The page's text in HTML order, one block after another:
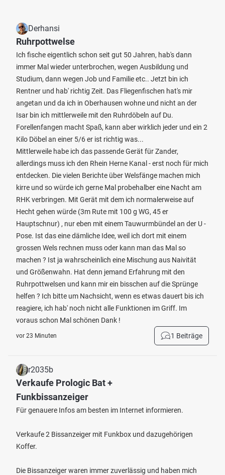
Derhansi
Ruhrpottwelse
Ich fische eigentlich schon seit gut 50 Jahren, hab's dann
immer Mal wieder unterbrochen, wegen Ausbildung und
Studium, dann wegen Job und Familie etc.. Jetzt bin ich
Rentner und hab' richtig Zeit. Das Fliegenfischen hat's mir
angetan und da ich in Oberhausen wohne und nicht an der
Isar bin ich mittlerweile mit den Ruhrdöbeln auf Du.
Forellenfangen macht Spaß, kann aber wirklich jeder und ein 2
Kilo Döbel an einer 5/6 er ist richtig was...
Mittlerweile habe ich das passende Gerät für Zander,
allerdings muss ich den Rhein Herne Kanal - erst noch für mich
entdecken. Die vielen Berichte über Welsfänge machen mich
kirre und so würde ich gerne Mal probehalber eine Nacht am
RHK verbringen. Mit Gerät mit dem ich normalerweise auf
Hecht gehen würde (3m Rute mit 100 g WG, 45 er
Hauptschnur) , nur eben mit einem Tauwurmbündel an der U -
Pose. Ist das eine dämliche Idee, weil ich dort mit einem
grossen Wels rechnen muss oder kann man das Mal so
machen ? Ist ja wahrscheinlich eine Mischung aus Naivität
und Größenwahn. Hat denn jemand Erfahrung mit den
Ruhrpottwelsen und kann mir ein bisschen auf die Sprünge
helfen ? Ich bitte um Nachsicht, wenn es etwas dauert bis ich
reagiere, ich hab' noch nicht alle Funktionen im Griff. Im
voraus schon Mal schönen Dank !
vor 23 Minuten 1 Beiträge
r2035b
Verkaufe Prologic Bat +
Funkbissanzeiger
Für genauere Infos am besten im Internet informieren.
Verkaufe 2 Bissanzeiger mit Funkbox und dazugehörigen
Koffer.
Die Bissanzeiger waren immer zuverlässig und haben mich